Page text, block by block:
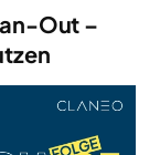
Out –